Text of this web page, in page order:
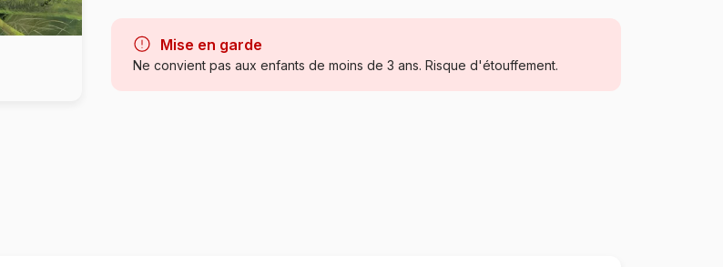
Catégorie
Age
Puzzle pour Adultes (500 à 48.000
Mise en garde
Ne convient pas aux enfants de moins de 3 ans. Risque d'étouffement.